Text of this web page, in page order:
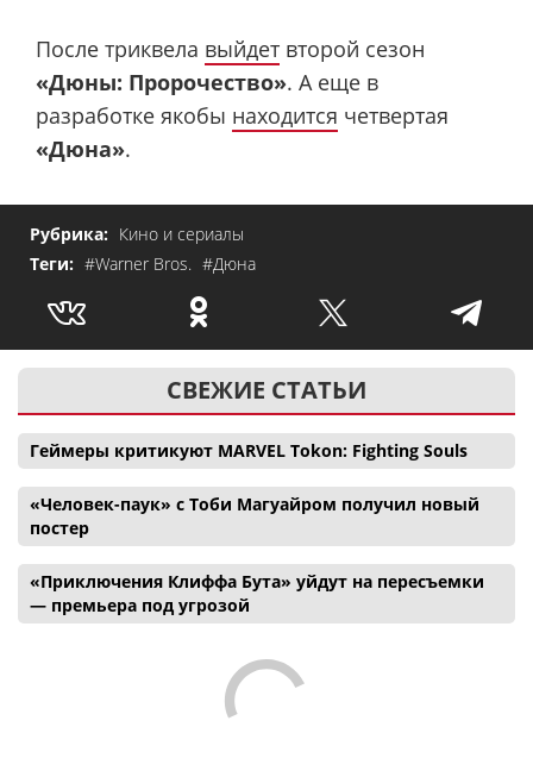
После триквела выйдет второй сезон
«Дюны: Пророчество». А еще в
разработке якобы находится четвертая
«Дюна».
Рубрика: Кино и сериалы
Теги: #Warner Bros. #Дюна
СВЕЖИЕ СТАТЬИ
Геймеры критикуют MARVEL Tokon: Fighting Souls
«Человек-паук» с Тоби Магуайром получил новый
постер
«Приключения Клиффа Бута» уйдут на пересъемки
— премьера под угрозой